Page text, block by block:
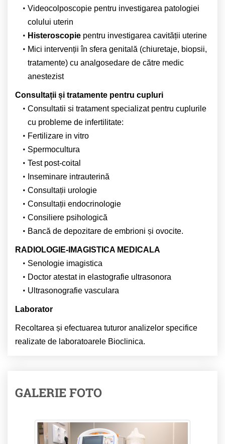
Videocolposcopie pentru investigarea patologiei
colului uterin
Histeroscopiepentru investigarea cavității uterine
Mici intervenții în sfera genitală (chiuretaje, biopsii,
tratamente) cu analgosedare de către medic
anestezist
Consultații și tratamente pentru cupluri
Consultatii si tratament specializat pentru cuplurile
cu probleme de infertilitate:
Fertilizare in vitro
Spermocultura
Test post-coital
Inseminare intrauterină
Consultații urologie
Consultații endocrinologie
Consiliere psihologică
Bancă de depozitare de embrioni și ovocite.
RADIOLOGIE-IMAGISTICA MEDICALA
Senologie imagistica
Doctor atestat in elastografie ultrasonora
Ultrasonografie vasculara
Laborator
Recoltarea și efectuarea tuturor analizelor specifice
realizate de laboratoarele Bioclinica.
GALERIE FOTO